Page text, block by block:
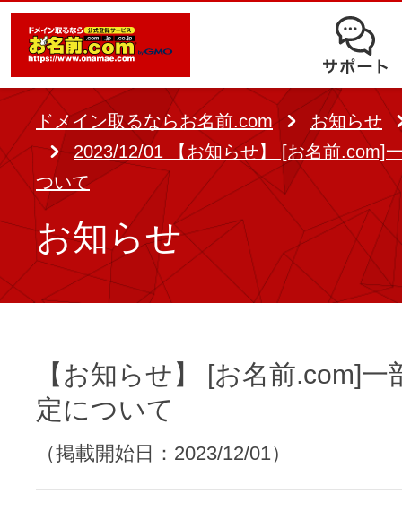
ドメインの期限を更新する
ドメイン更新
ドメイン更新とは
登録情報変更
ドメインの登録/更新/移管料金
中古ドメインオークション
バックオーダー
.jpドメインバックオーダー
.com/.netドメインバックオ
コラム
中古ドメインのSEO効果は？
使いやすさと高機能の両立を実現
独自ドメイン＋サーバーが初期費用
る
SSLも無料でコストパフォーマンス
レンタルサーバー
AIホームページパック
必要なのはアイディアだけ！ 専門
も、AIにまかせてホームページを簡
AIホームページパック
ドメインオプション
ドメイン登録者宛のメール転送も可
Whois情報公開代行
お持ちのドメインを売るなら
ドメイン売買サービス
レンタルDNS/セカンダリDNS
DNS管理サービス
サポート
サービスに関するご不明点を
よくある質問
ヘルプ
お名前.com Naviご利用ガイ
サーバー設定のご案内
ドメイン取るならお名前.com
お知らせ
2023/12/01 【お知らせ】 [お名前.com]
ついて
お知らせ
【お知らせ】 [お名前.com]一
定について
（掲載開始日：2023/12/01）